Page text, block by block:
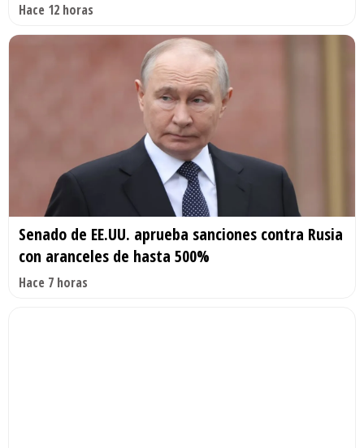
Hace 12 horas
Senado de EE.UU. aprueba sanciones contra Rusia
con aranceles de hasta 500%
Hace 7 horas